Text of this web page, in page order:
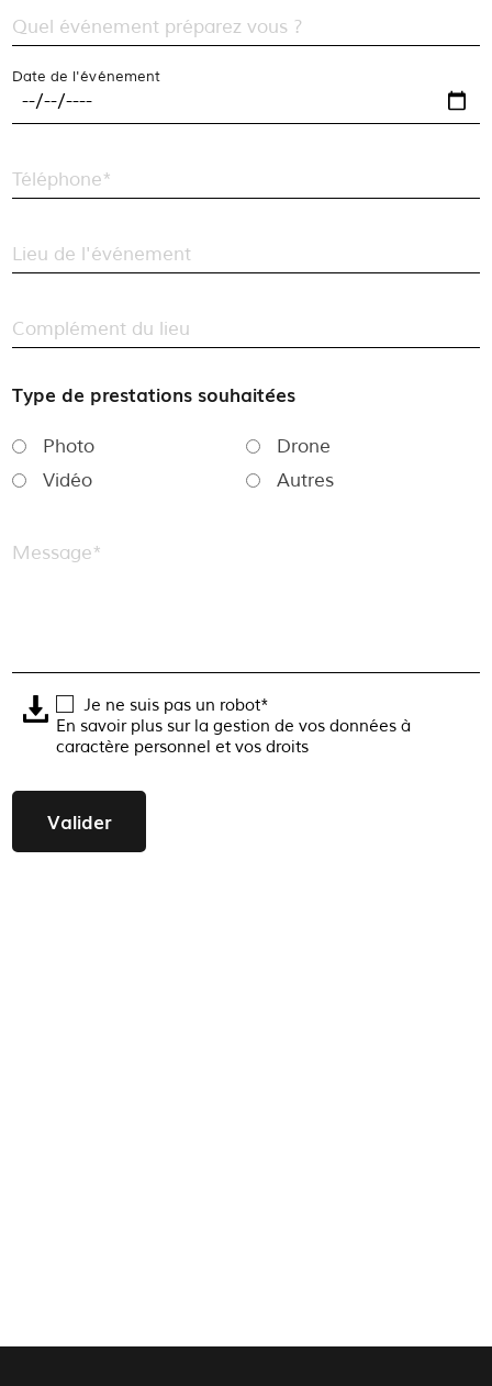
Quel événement préparez vous ?
Date de l'événement
Téléphone*
Lieu de l'événement
Complément du lieu
Type de prestations souhaitées
Photo
Vidéo
Drone
Autres
Message*
Je ne suis pas un robot*
En savoir plus sur la gestion de vos données à
caractère personnel et vos droits
Valider